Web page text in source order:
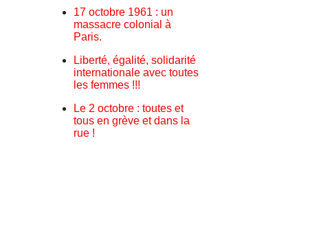
17 octobre 1961 : un
massacre colonial à
Paris.
Liberté, égalité, solidarité
internationale avec toutes
les femmes !!!
Le 2 octobre : toutes et
tous en grève et dans la
rue !